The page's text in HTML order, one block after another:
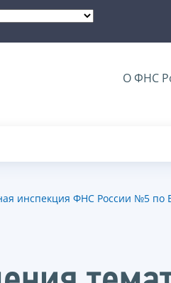
О ФНС
инспекция ФНС России №5 по